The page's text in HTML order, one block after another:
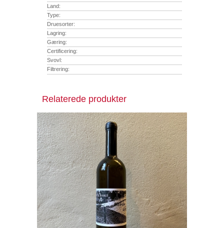
Land:
Type:
Druesorter:
Lagring:
Gæring:
Certificering:
Svovl:
Filtrering:
Relaterede produkter